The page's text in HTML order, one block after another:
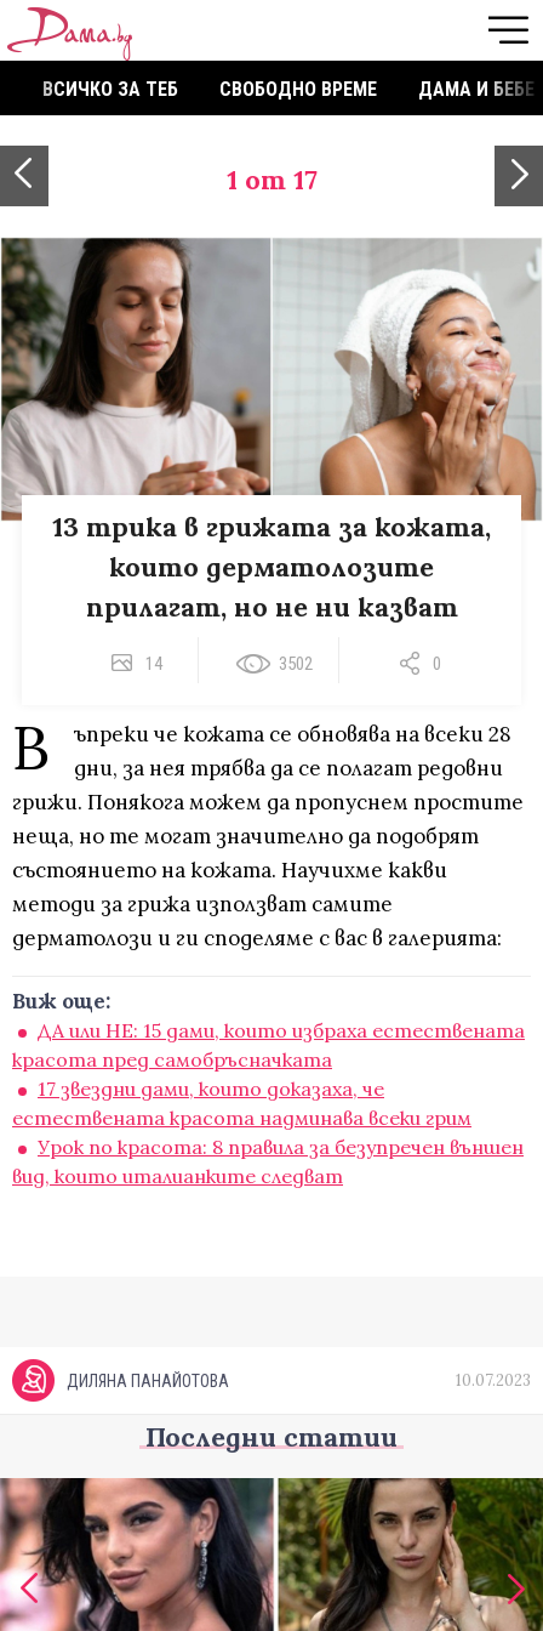
ВСИЧКО ЗА ТЕБ СВОБОДНО ВРЕМЕ ДАМА И БЕБЕ
1 от 17
13 трика в грижата за кожата,
които дерматолозите
прилагат, но не ни казват
14 3502 0
В
ъпреки че кожата се обновява на всеки 28
дни, за нея трябва да се полагат редовни
грижи. Понякога можем да пропуснем простите
неща, но те могат значително да подобрят
състоянието на кожата. Научихме какви
методи за грижа използват самите
дерматолози и ги споделяме с вас в галерията:
Виж още:
ДА или НЕ: 15 дами, които избраха естествената
красота пред самобръсначката
17 звездни дами, които доказаха, че
естествената красота надминава всеки грим
Урок по красота: 8 правила за безупречен външен
вид, които италианките следват
ДИЛЯНА ПАНАЙОТОВА 10.07.2023
Последни статии